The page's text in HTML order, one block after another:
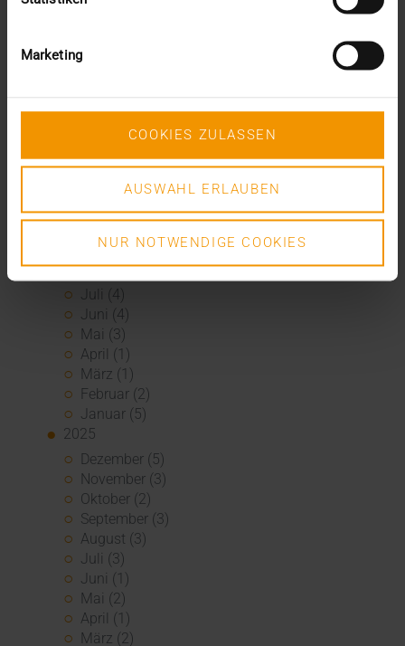
Marketing
COOKIES ZULASSEN
AUSWAHL ERLAUBEN
NUR NOTWENDIGE COOKIES
Kolumne
Presse
Stories
Vernetzung
Archiv
2026
Juli (4)
Juni (4)
Mai (3)
April (1)
März (1)
Februar (2)
Januar (5)
2025
Dezember (5)
November (3)
Oktober (2)
September (3)
August (3)
Juli (3)
Juni (1)
Mai (2)
April (1)
März (2)